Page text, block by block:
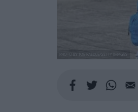
PHOTO BY JOE RAEDLE/GETTY IMAGES